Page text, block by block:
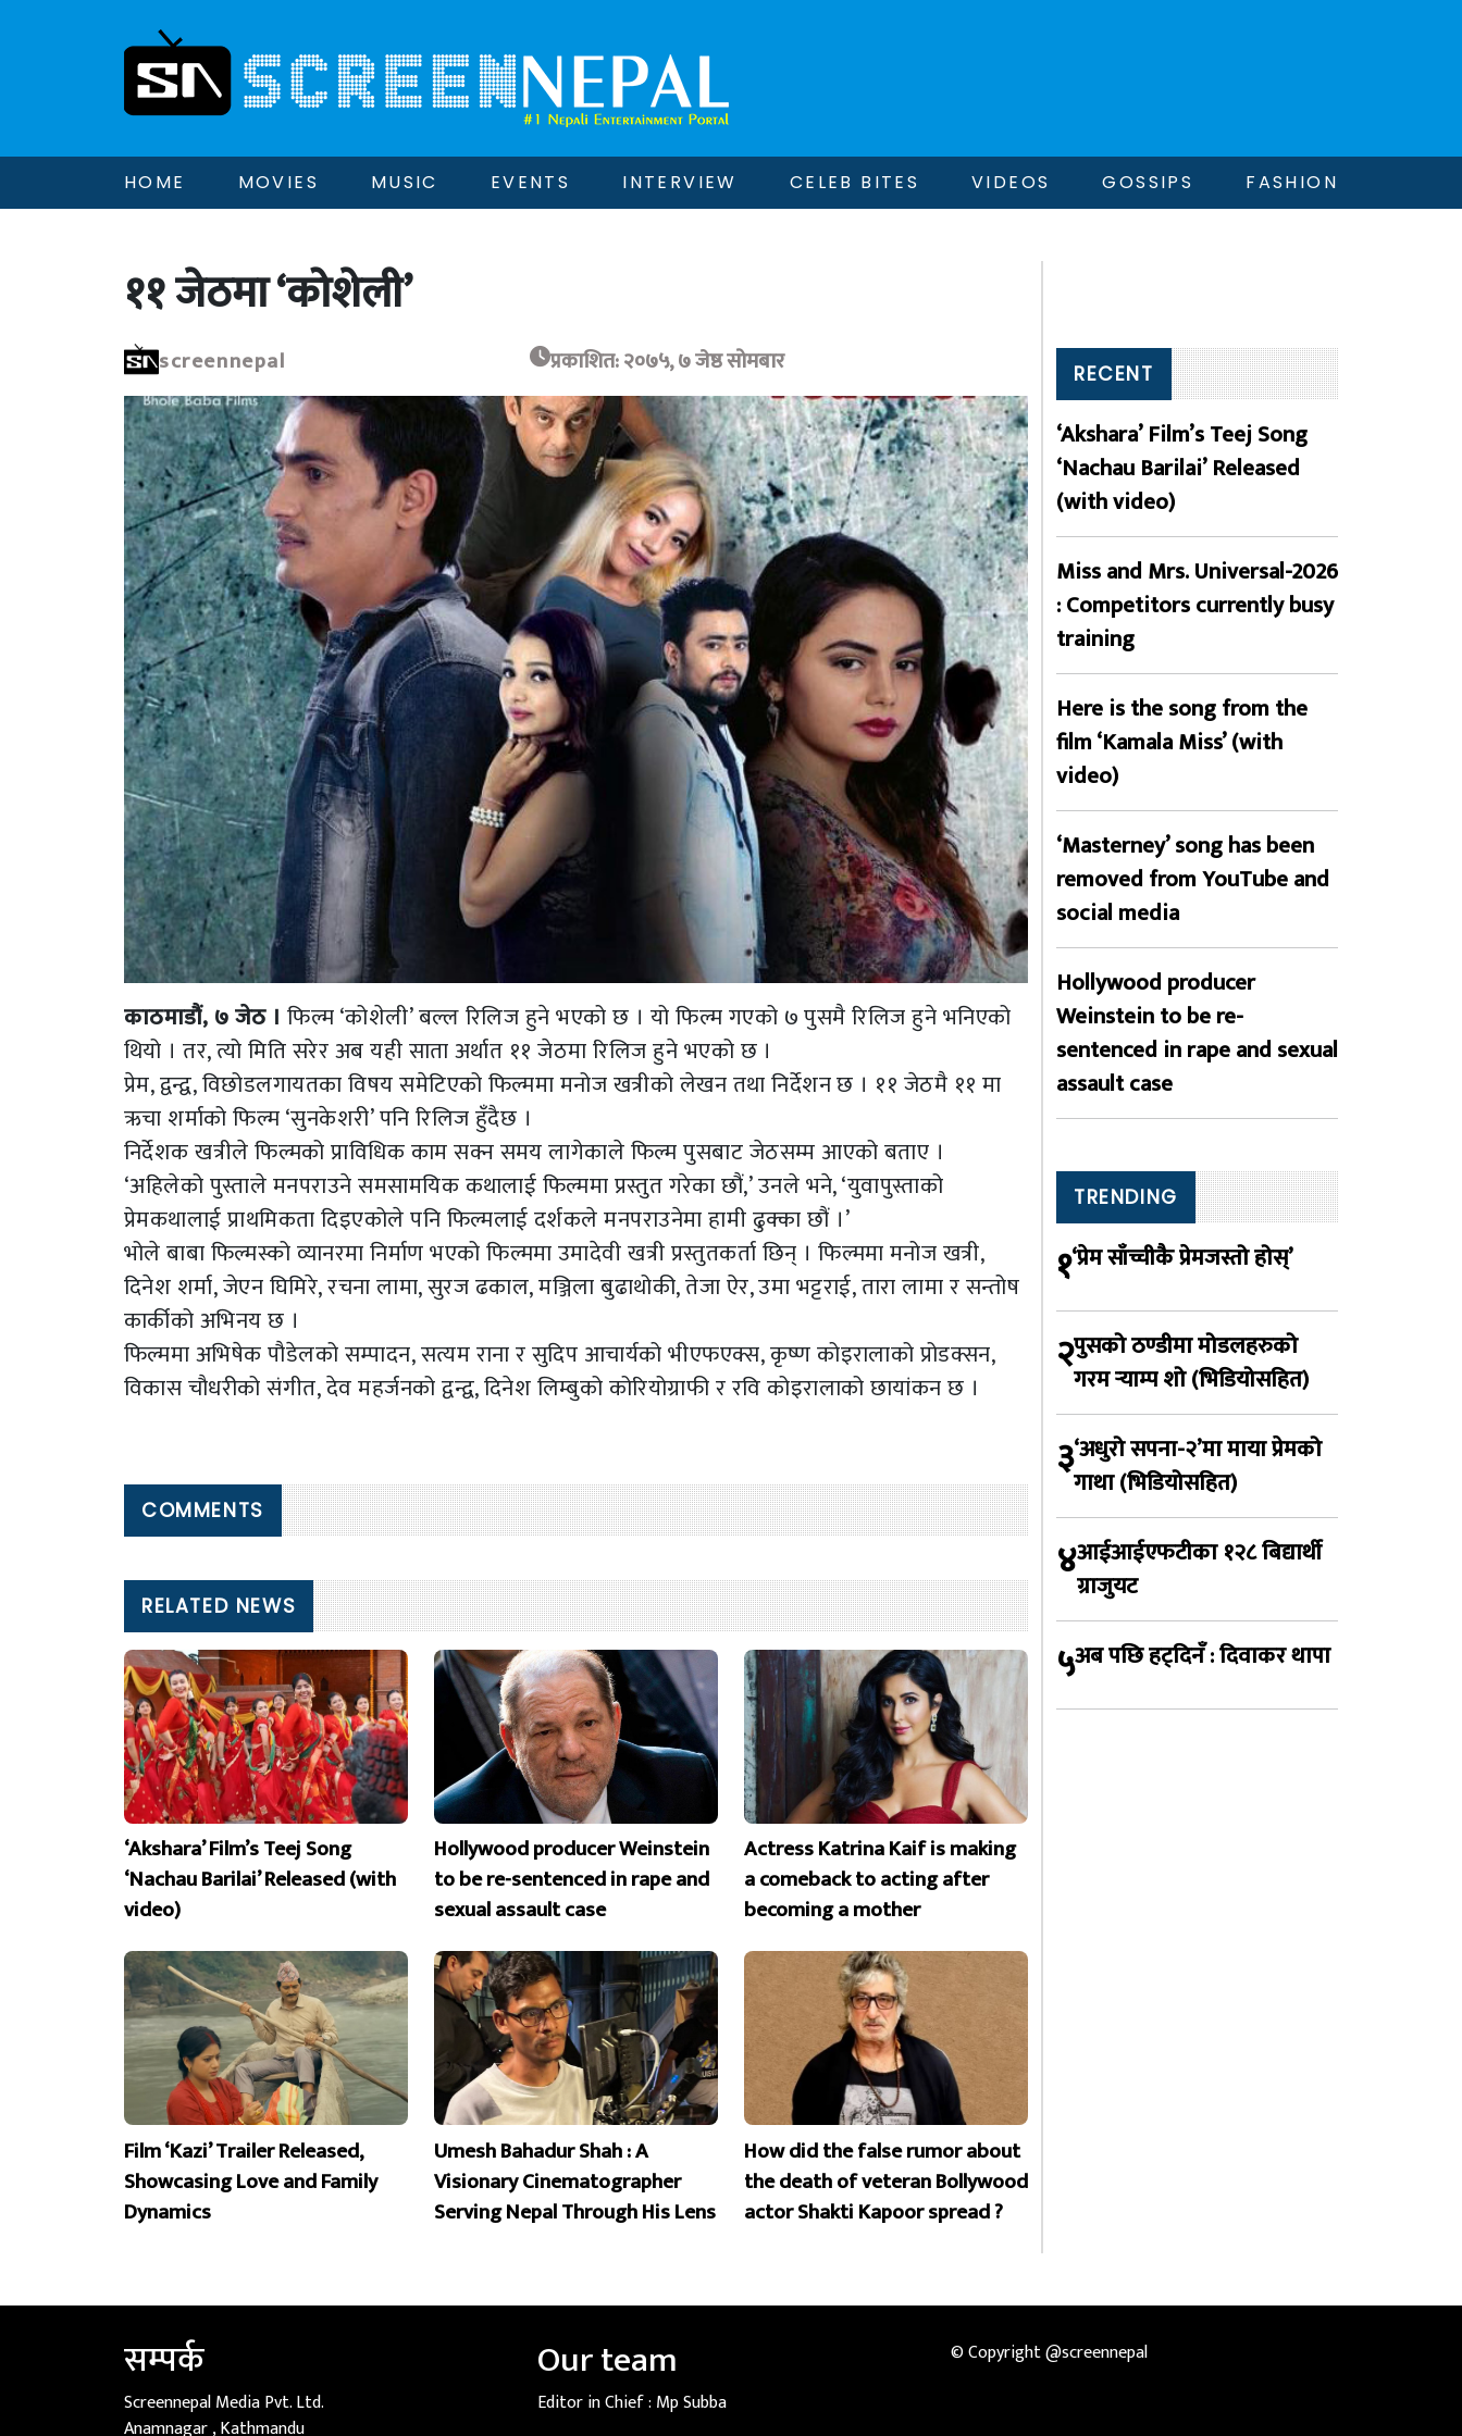
HOME MOVIES MUSIC EVENTS INTERVIEW CELEB BITES VIDEOS GOSSIPS FASHION
११ जेठमा ‘कोशेली’
screennepal प्रकाशित: २०७५, ७ जेष्ठ सोमबार
काठमाडौं, ७ जेठ । फिल्म ‘कोशेली’ बल्ल रिलिज हुने भएको छ । यो फिल्म गएको ७ पुसमै रिलिज हुने भनिएको
थियो । तर, त्यो मिति सरेर अब यही साता अर्थात ११ जेठमा रिलिज हुने भएको छ ।
प्रेम, द्वन्द्व, विछोडलगायतका विषय समेटिएको फिल्ममा मनोज खत्रीको लेखन तथा निर्देशन छ । ११ जेठमै ११ मा
ऋचा शर्माको फिल्म ‘सुनकेशरी’ पनि रिलिज हुँदैछ ।
निर्देशक खत्रीले फिल्मको प्राविधिक काम सक्न समय लागेकाले फिल्म पुसबाट जेठसम्म आएको बताए ।
‘अहिलेको पुस्ताले मनपराउने समसामयिक कथालाई फिल्ममा प्रस्तुत गरेका छौं,’ उनले भने, ‘युवापुस्ताको
प्रेमकथालाई प्राथमिकता दिइएकोले पनि फिल्मलाई दर्शकले मनपराउनेमा हामी ढुक्का छौं ।’
भोले बाबा फिल्मस्को व्यानरमा निर्माण भएको फिल्ममा उमादेवी खत्री प्रस्तुतकर्ता छिन् । फिल्ममा मनोज खत्री,
दिनेश शर्मा, जेएन घिमिरे, रचना लामा, सुरज ढकाल, मञ्जिला बुढाथोकी, तेजा ऐर, उमा भट्टराई, तारा लामा र सन्तोष
कार्कीको अभिनय छ ।
फिल्ममा अभिषेक पौडेलको सम्पादन, सत्यम राना र सुदिप आचार्यको भीएफएक्स, कृष्ण कोइरालाको प्रोडक्सन,
विकास चौधरीको संगीत, देव महर्जनको द्वन्द्व, दिनेश लिम्बुको कोरियोग्राफी र रवि कोइरालाको छायांकन छ ।
COMMENTS
RELATED NEWS
‘Akshara’ Film’s Teej Song
‘Nachau Barilai’ Released (with
video)
Hollywood producer Weinstein
to be re-sentenced in rape and
sexual assault case
Actress Katrina Kaif is making
a comeback to acting after
becoming a mother
Film ‘Kazi’ Trailer Released,
Showcasing Love and Family
Dynamics
Umesh Bahadur Shah : A
Visionary Cinematographer
Serving Nepal Through His Lens
How did the false rumor about
the death of veteran Bollywood
actor Shakti Kapoor spread ?
RECENT
‘Akshara’ Film’s Teej Song
‘Nachau Barilai’ Released
(with video)
Miss and Mrs. Universal-2026
: Competitors currently busy
training
Here is the song from the
film ‘Kamala Miss’ (with
video)
‘Masterney’ song has been
removed from YouTube and
social media
Hollywood producer
Weinstein to be re-
sentenced in rape and sexual
assault case
TRENDING
१‘प्रेम साँच्चीकै प्रेमजस्तो होस्’
२पुसको ठण्डीमा मोडलहरुको
गरम र्‍याम्प शो (भिडियोसहित)
३‘अधुरो सपना-२’मा माया प्रेमको
गाथा (भिडियोसहित)
४आईआईएफटीका १२८ बिद्यार्थी
ग्राजुयट
५अब पछि हट्दिनँ : दिवाकर थापा
सम्पर्क
Screennepal Media Pvt. Ltd.
Anamnagar , Kathmandu
Our team
Editor in Chief : Mp Subba
© Copyright @screennepal